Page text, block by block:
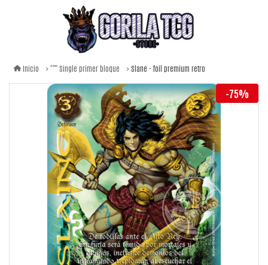
Inicio Single primer bloque Slane - foil premium retro
-75%